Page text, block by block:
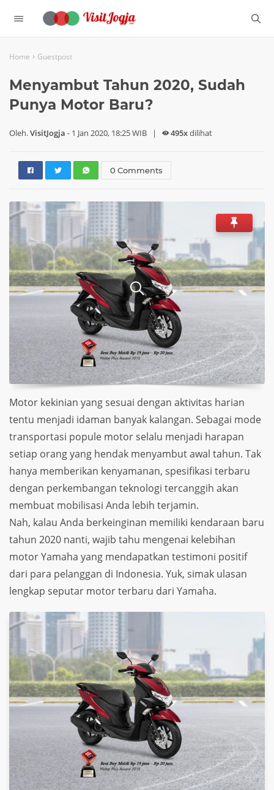
Home › Guestpost
Menyambut Tahun 2020, Sudah
Punya Motor Baru?
Oleh.VisitJogja - 1 Jan 2020, 18:25 WIB | 495xdilihat
0 Comments
Motor kekinian yang sesuai dengan aktivitas harian
tentu menjadi idaman banyak kalangan. Sebagai mode
transportasi popule motor selalu menjadi harapan
setiap orang yang hendak menyambut awal tahun. Tak
hanya memberikan kenyamanan, spesifikasi terbaru
dengan perkembangan teknologi tercanggih akan
membuat mobilisasi Anda lebih terjamin.
Nah, kalau Anda berkeinginan memiliki kendaraan baru
tahun 2020 nanti, wajib tahu mengenai kelebihan
motor Yamaha yang mendapatkan testimoni positif
dari para pelanggan di Indonesia. Yuk, simak ulasan
lengkap seputar motor terbaru dari Yamaha.